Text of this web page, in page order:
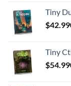
Tiny
$
Tiny
$